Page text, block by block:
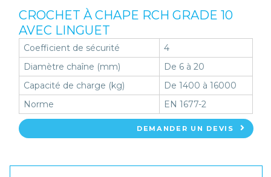
CROCHET À CHAPE RCH GRADE 10
AVEC LINGUET
Coefficient de sécurité
4
Diamètre chaîne (mm)
De 6 à 20
Capacité de charge (kg)
De 1400 à 16000
Norme
EN 1677-2
DEMANDER UN DEVIS